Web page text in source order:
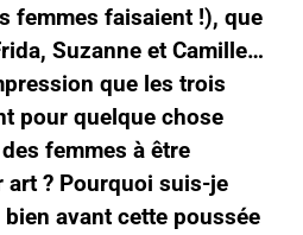
femmes faisaient !), que
Suzanne et Camille…
que les trois
pour quelque chose
femmes à être
art ? Pourquoi suis-je
bien avant cette poussée